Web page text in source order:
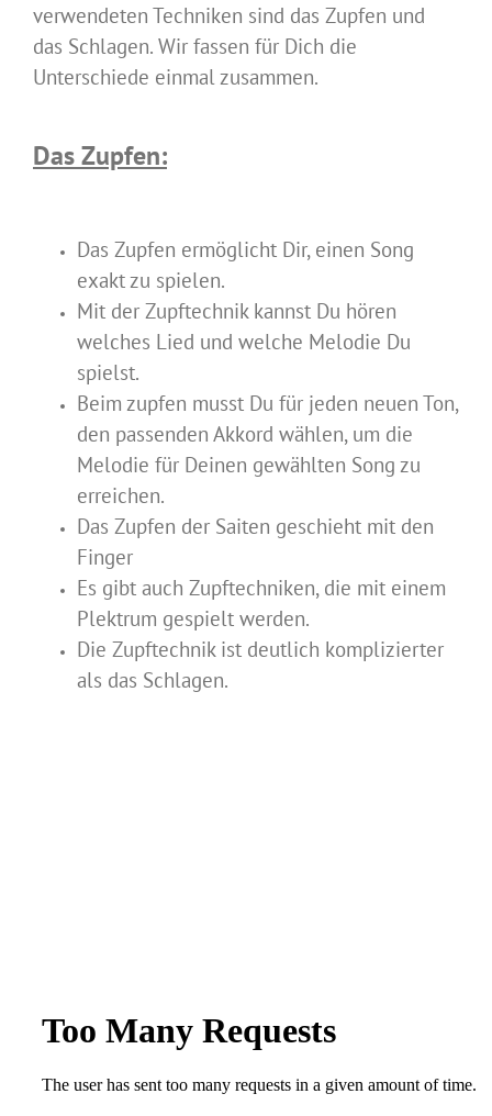
verwendeten Techniken sind das Zupfen und
das Schlagen. Wir fassen für Dich die
Unterschiede einmal zusammen.
Das Zupfen:
Das Zupfen ermöglicht Dir, einen Song
exakt zu spielen.
Mit der Zupftechnik kannst Du hören
welches Lied und welche Melodie Du
spielst.
Beim zupfen musst Du für jeden neuen Ton,
den passenden Akkord wählen, um die
Melodie für Deinen gewählten Song zu
erreichen.
Das Zupfen der Saiten geschieht mit den
Finger
Es gibt auch Zupftechniken, die mit einem
Plektrum gespielt werden.
Die Zupftechnik ist deutlich komplizierter
als das Schlagen.